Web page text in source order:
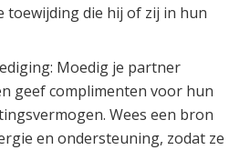
toewijding die hij of zij in hun
Moedig je partner
geef complimenten voor hun
Wees een bron
en ondersteuning, zodat ze